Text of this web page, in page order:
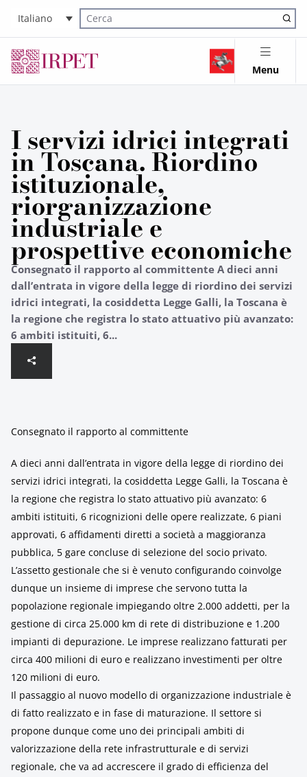
Italiano
Cerca nel sito
Menu
I servizi idrici integrati
in Toscana. Riordino
istituzionale,
riorganizzazione
industriale e
prospettive economiche
Consegnato il rapporto al committente A dieci anni
dall’entrata in vigore della legge di riordino dei servizi
idrici integrati, la cosiddetta Legge Galli, la Toscana è
la regione che registra lo stato attuativo più avanzato:
6 ambiti istituiti, 6...
Consegnato il rapporto al committente
A dieci anni dall’entrata in vigore della legge di riordino dei
servizi idrici integrati, la cosiddetta Legge Galli, la Toscana è
la regione che registra lo stato attuativo più avanzato: 6
ambiti istituiti, 6 ricognizioni delle opere realizzate, 6 piani
approvati, 6 affidamenti diretti a società a maggioranza
pubblica, 5 gare concluse di selezione del socio privato.
L’assetto gestionale che si è venuto configurando coinvolge
dunque un insieme di imprese che servono tutta la
popolazione regionale impiegando oltre 2.000 addetti, per la
gestione di circa 25.000 km di rete di distribuzione e 1.200
impianti di depurazione. Le imprese realizzano fatturati per
circa 400 milioni di euro e realizzano investimenti per oltre
120 milioni di euro.
Il passaggio al nuovo modello di organizzazione industriale è
di fatto realizzato e in fase di maturazione. Il settore si
propone dunque come uno dei principali ambiti di
valorizzazione della rete infrastrutturale e di servizi
regionale, che va ad accrescere il grado di efficienza del